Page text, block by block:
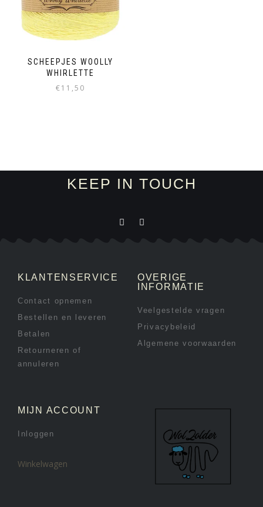
SCHEEPJES WOOLLY
WHIRLETTE
€11,50
KEEP IN TOUCH
KLANTENSERVICE
Contact opnemen
Bestellen en leveren
Betalen
Retourneren of
annuleren
OVERIGE
INFORMATIE
Veelgestelde vragen
Privacybeleid
Algemene voorwaarden
MIJN ACCOUNT
Inloggen
Winkelwagen